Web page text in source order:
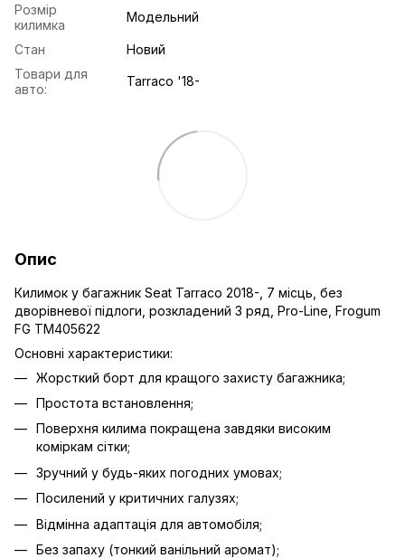
Розмір
килимка
Модельний
Стан
Новий
Товари для
авто:
Tarraco '18-
Опис
Килимок у багажник Seat Tarraco 2018-, 7 місць, без
дворівневої підлоги, розкладений 3 ряд, Pro-Line, Frogum
FG TM405622
Основні характеристики:
Жорсткий борт для кращого захисту багажника;
Простота встановлення;
Поверхня килима покращена завдяки високим
коміркам сітки;
Зручний у будь-яких погодних умовах;
Посилений у критичних галузях;
Відмінна адаптація для автомобіля;
Без запаху (тонкий ванільний аромат);